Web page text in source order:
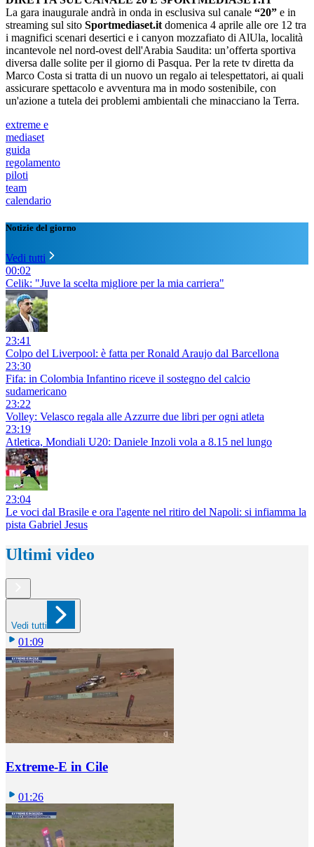
La gara inaugurale andrà in onda in esclusiva sul canale “20” e in
streaming sul sito Sportmediaset.it domenica 4 aprile alle ore 12 tra
i magnifici scenari desertici e i canyon mozzafiato di AlUla, località
incantevole nel nord-ovest dell'Arabia Saudita: un’offerta sportiva
diversa dalle solite per il giorno di Pasqua. Per la rete tv diretta da
Marco Costa si tratta di un nuovo un regalo ai telespettatori, ai quali
assicurare spettacolo e avventura ma in modo sostenibile, con
un'azione a tutela dei problemi ambientali che minacciano la Terra.
extreme e
mediaset
guida
regolamento
piloti
team
calendario
Notizie del giorno
Vedi tutti
00:02
Celik: "Juve la scelta migliore per la mia carriera"
23:41
Colpo del Liverpool: è fatta per Ronald Araujo dal Barcellona
23:30
Fifa: in Colombia Infantino riceve il sostegno del calcio
sudamericano
23:22
Volley: Velasco regala alle Azzurre due libri per ogni atleta
23:19
Atletica, Mondiali U20: Daniele Inzoli vola a 8.15 nel lungo
23:04
Le voci dal Brasile e ora l'agente nel ritiro del Napoli: si infiamma la
pista Gabriel Jesus
Ultimi video
Vedi tutti
01:09
Extreme-E in Cile
01:26